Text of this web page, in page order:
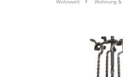
Wohnwelt Wohnung